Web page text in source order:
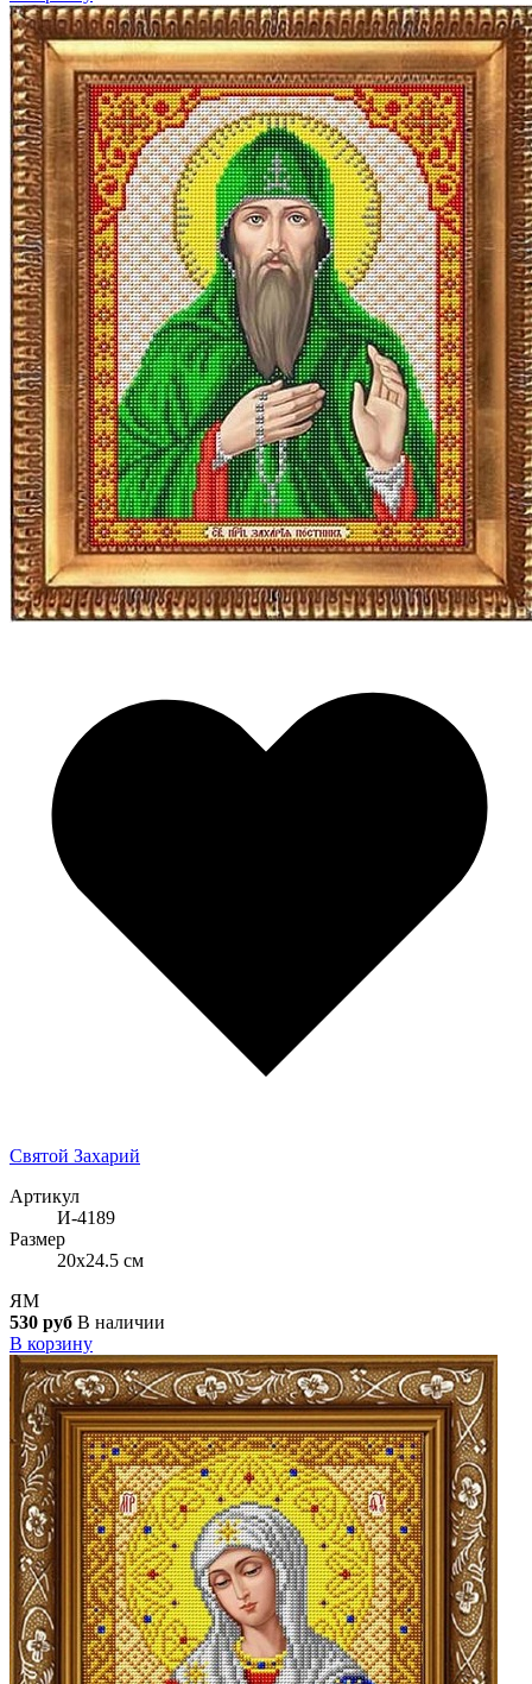
Святой Захарий
Артикул
И-4189
Размер
20x24.5 см
ЯМ
530 руб В наличии
В корзину